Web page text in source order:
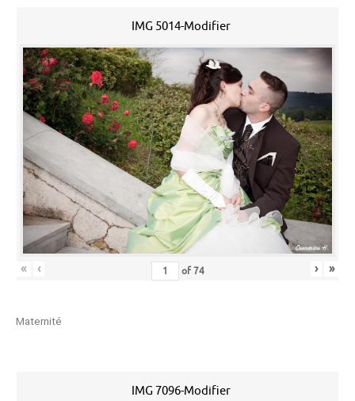
IMG 5014-Modifier
« ‹ of74 › »
Maternité
IMG 7096-Modifier